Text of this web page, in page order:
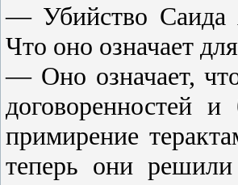
— Убийство Саида
Что оно означает
— Оно означает,
договоренностей
примирение
теперь они